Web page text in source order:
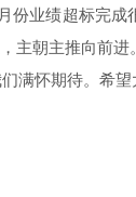
份业绩超标完成
主朝主推向前进。
满怀期待。希